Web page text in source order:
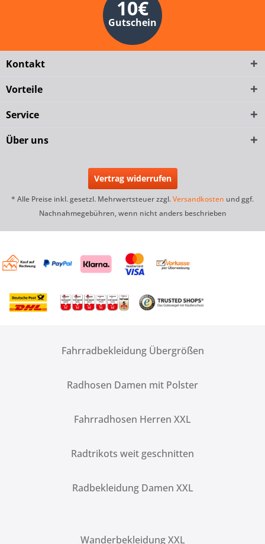
10€
Gutschein
Kontakt
Vorteile
Service
Über uns
Vertrag widerrufen
* Alle Preise inkl. gesetzl. Mehrwertsteuer zzgl.Versandkosten und ggf.
Nachnahmegebühren, wenn nicht anders beschrieben
Fahrradbekleidung Übergrößen
Radhosen Damen mit Polster
Fahrradhosen Herren XXL
Radtrikots weit geschnitten
Radbekleidung Damen XXL
Wanderbekleidung XXL